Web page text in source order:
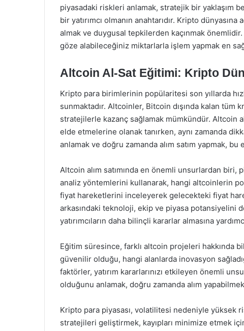
piyasadaki riskleri anlamak, stratejik bir yaklaşım
bir yatırımcı olmanın anahtarıdır. Kripto
almak ve duygusal tepkilerden kaçınmak
göze alabileceğiniz miktarlarla işlem yapmak en
Altcoin Al-Sat Eğitimi: Kripto
Kripto para birimlerinin popülaritesi son yıllarda
sunmaktadır. Altcoinler, Bitcoin dışında kalan tüm
stratejilerle kazanç sağlamak mümkündür. Altcoin
elde etmelerine olanak tanırken, aynı zamanda
anlamak ve doğru zamanda alım satım yapmak,
Altcoin alım satımında en önemli unsurlardan biri,
analiz yöntemlerini kullanarak, hangi altcoinlerin
fiyat hareketlerini inceleyerek gelecekteki fiyat
arkasındaki teknoloji, ekip ve piyasa potansiyelini
yatırımcıların daha bilinçli kararlar almasına
Eğitim süresince, farklı altcoin projeleri hakkında
güvenilir olduğu, hangi alanlarda inovasyon
faktörler, yatırım kararlarınızı etkileyen önemli
olduğunu anlamak, doğru zamanda alım
Kripto para piyasası, volatilitesi nedeniyle yüksek
stratejileri geliştirmek, kayıpları minimize etmek